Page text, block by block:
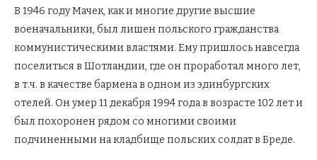
В 1946 году Мачек, как и многие другие высшие
военачальники, был лишен польского гражданства
коммунистическими властями. Ему пришлось навсегда
поселиться в Шотландии, где он проработал много лет,
в т.ч. в качестве бармена в одном из эдинбургских
отелей. Он умер 11 декабря 1994 года в возрасте 102 лет и
был похоронен рядом со многими своими
подчиненными на кладбище польских солдат в Бреде.